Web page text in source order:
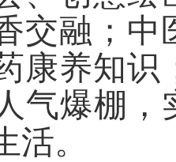
交融；
康养知识
气爆棚，
。